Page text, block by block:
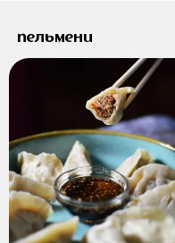
пельмени